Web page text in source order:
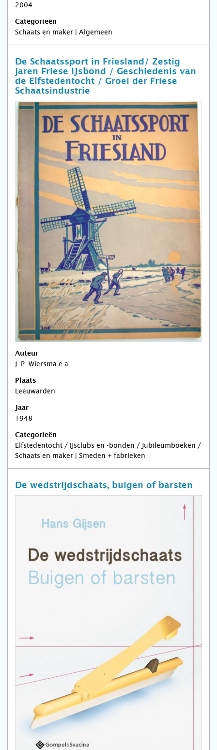
2004
Categorieën
Schaats en maker | Algemeen
De Schaatssport in Friesland/ Zestig
jaren Friese IJsbond / Geschiedenis van
de Elfstedentocht / Groei der Friese
Schaatsindustrie
Auteur
J. P. Wiersma e.a.
Plaats
Leeuwarden
Jaar
1948
Categorieën
Elfstedentocht / IJsclubs en -bonden / Jubileumboeken /
Schaats en maker | Smeden + fabrieken
De wedstrijdschaats, buigen of barsten